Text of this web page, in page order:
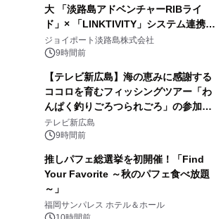
大 「淡路島アドベンチャーRIBライ
ド」× 「LINKTIVITY」システム連携を
開始！
ジョイポート淡路島株式会社
9時間前
【テレビ新広島】海の恵みに感謝する
ココロを育むフィッシングツアー「わ
んぱく釣りごろつられごろ」の参加小
学生を募集
テレビ新広島
9時間前
推しパフェ総選挙を初開催！「Find
Your Favorite ～秋のパフェ食べ放題
～」
福岡サンパレス ホテル＆ホール